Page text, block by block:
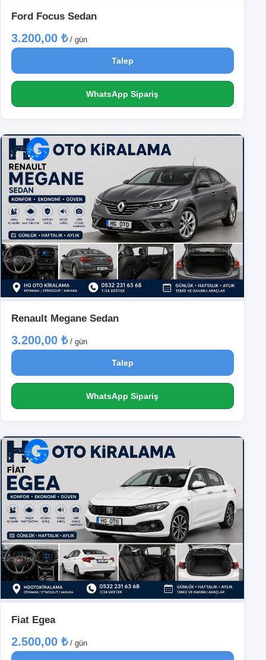
Ford Focus Sedan
3.200,00 ₺ / gün
Talep
WhatsApp Sipariş
Renault Megane Sedan
3.200,00 ₺ / gün
Talep
WhatsApp Sipariş
Fiat Egea
2.500,00 ₺ / gün